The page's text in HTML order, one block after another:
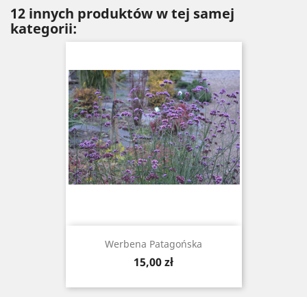
12 innych produktów w tej samej
kategorii:
Werbena Patagońska
Cena
15,00 zł